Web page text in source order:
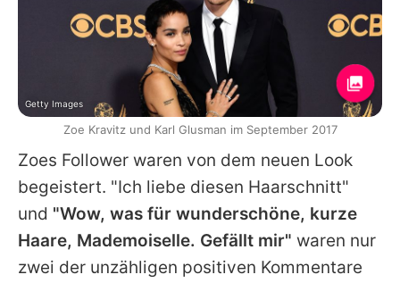
Zoes Follower waren von dem neuen Look
begeistert. "Ich liebe diesen Haarschnitt"
und "Wow, was für wunderschöne, kurze
Haare, Mademoiselle. Gefällt mir" waren nur
zwei der unzähligen positiven Kommentare
Getty Images
Zoe Kravitz und Karl Glusman im September 2017